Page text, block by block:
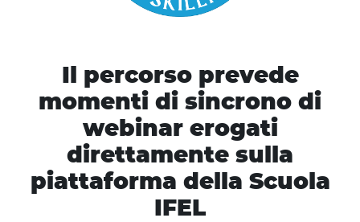
Il percorso prevede
momenti di sincrono di
webinar erogati
direttamente sulla
piattaforma della Scuola
IFEL